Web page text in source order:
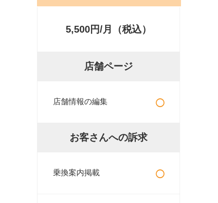
5,500円/月（税込）
店舗ページ
店舗情報の編集 ○
お客さんへの訴求
乗換案内掲載 ○